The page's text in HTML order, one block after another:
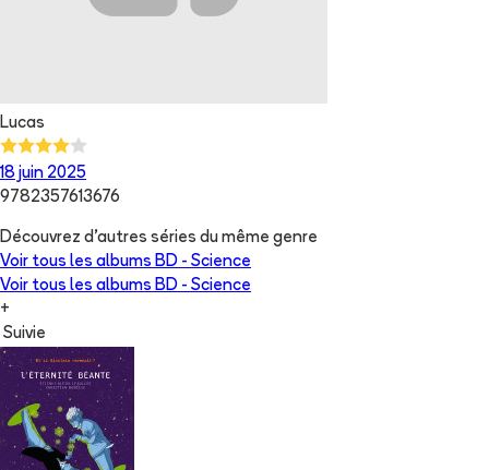
Lucas
18 juin 2025
9782357613676
Découvrez d'autres séries du même genre
Voir tous les albums BD - Science
Voir tous les albums BD - Science
+
Suivie